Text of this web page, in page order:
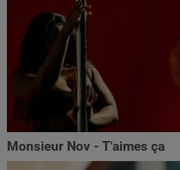
Monsieur Nov - T'aimes ça